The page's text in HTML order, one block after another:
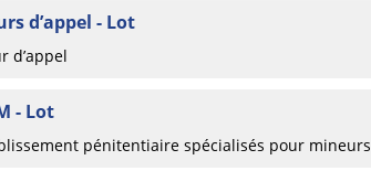
d’appel - Lot
d’appel
- Lot
pénitentiaire spécialisés pour mineurs